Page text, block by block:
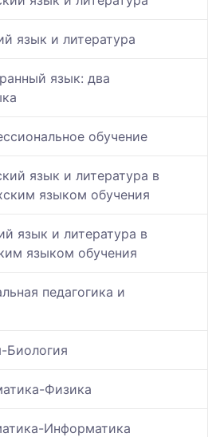
язык и литература
язык: два
обучение
язык и литература в
языком обучения
язык и литература в
языком обучения
педагогика и
Биология
Физика
Информатика